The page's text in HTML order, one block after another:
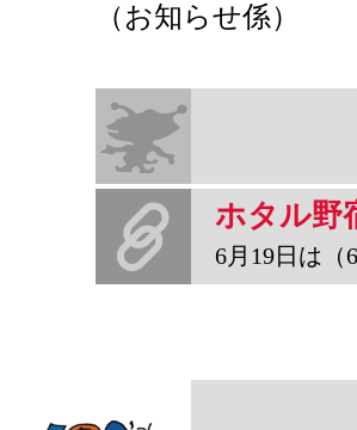
（お知らせ係）
6月19日は（6を90度右に回